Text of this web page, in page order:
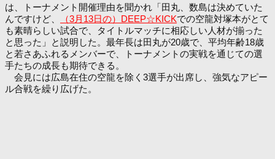
は、トーナメント開催理由を聞かれ「田丸、数島は決めていた
んですけど、
（3月13日の）DEEP☆KICKでの空龍対塚本がとて
も素晴らしい試合で、タイトルマッチに相応しい人材が揃った
と思った」と説明した。最年長は田丸が20歳で、平均年齢18歳
と若さあふれるメンバーで、トーナメントの実戦を通じての選
手たちの成長も期待できる。
会見には広島在住の空龍を除く3選手が出席し、強気なアピー
ル合戦を繰り広げた。